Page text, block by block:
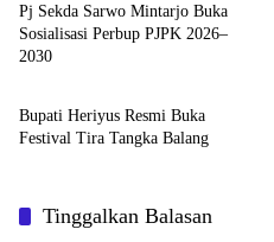
Pj Sekda Sarwo Mintarjo Buka
Sosialisasi Perbup PJPK 2026–
2030
Berita
Bupati Heriyus Resmi Buka
Festival Tira Tangka Balang
Tinggalkan Balasan